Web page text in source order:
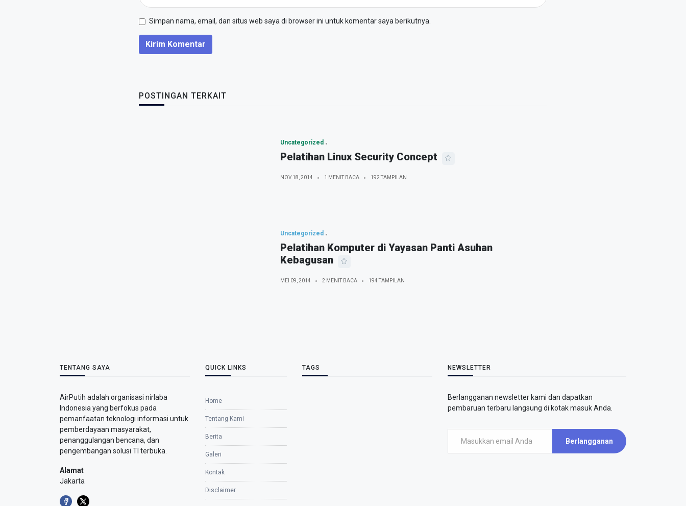
Simpan nama, email, dan situs web saya di browser ini untuk komentar saya berikutnya.
Kirim Komentar
POSTINGAN TERKAIT
Uncategorized
Pelatihan Linux Security Concept
NOV 18, 2014 1 MENIT BACA 192 TAMPILAN
Uncategorized
Pelatihan Komputer di Yayasan Panti Asuhan
Kebagusan
MEI 09, 2014 2 MENIT BACA 194 TAMPILAN
TENTANG SAYA
AirPutih adalah organisasi nirlaba
Indonesia yang berfokus pada
pemanfaatan teknologi informasi untuk
pemberdayaan masyarakat,
penanggulangan bencana, dan
pengembangan solusi TI terbuka.
Alamat
Jakarta
QUICK LINKS
Home
Tentang Kami
Berita
Galeri
Kontak
Disclaimer
TAGS NEWSLETTER
Berlangganan newsletter kami dan dapatkan
pembaruan terbaru langsung di kotak masuk Anda.
Berlangganan